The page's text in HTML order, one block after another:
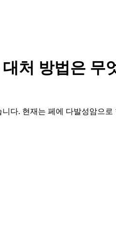
처 방법은 무
다. 현재는 페에 다발성암으